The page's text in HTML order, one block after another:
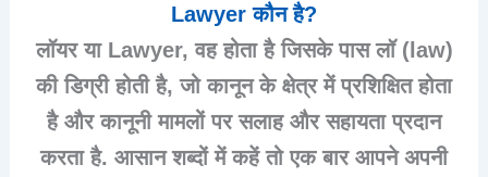
Lawyer कौन है?
लॉयर या Lawyer, वह होता है जिसके पास लॉ (law)
की डिग्री होती है, जो कानून के क्षेत्र में प्रशिक्षित होता
है और कानूनी मामलों पर सलाह और सहायता प्रदान
करता है. आसान शब्दों में कहें तो एक बार आपने अपनी